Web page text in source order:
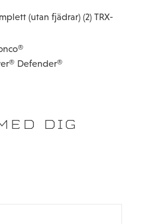
(utan fjädrar) (2) TRX-
Defender®
DIG